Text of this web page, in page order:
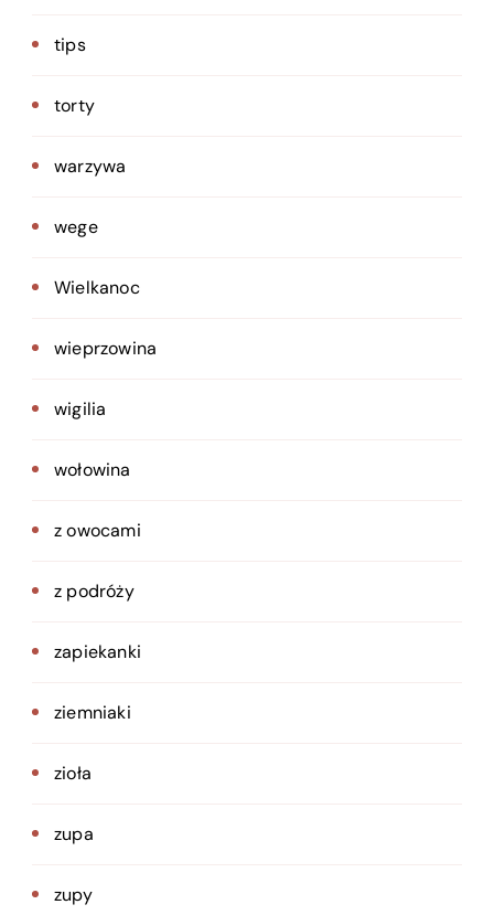
tips
torty
warzywa
wege
Wielkanoc
wieprzowina
wigilia
wołowina
z owocami
z podróży
zapiekanki
ziemniaki
zioła
zupa
zupy